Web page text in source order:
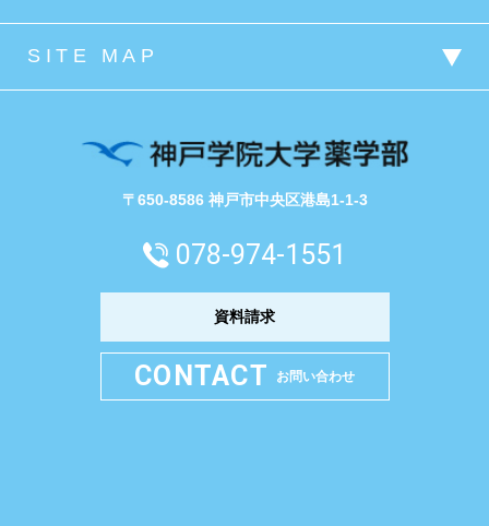
〒650-8586 神戸市中央区港島1-1-3
078-974-1551
資料請求
CONTACT お問い合わせ